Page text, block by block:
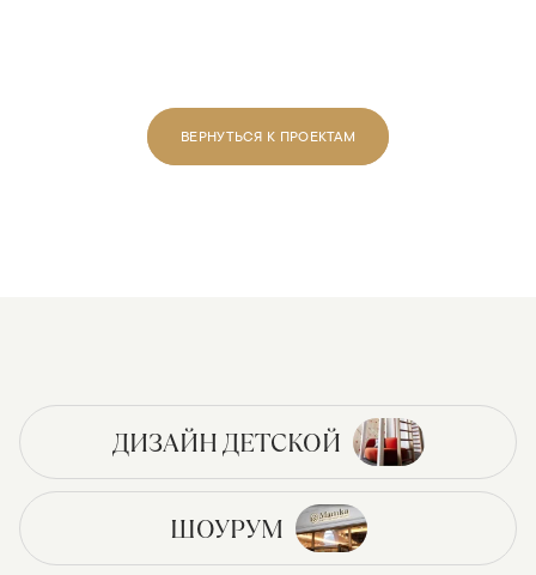
ВЕРНУТЬСЯ К ПРОЕКТАМ
ДИЗАЙН ДЕТСКОЙ
ШОУРУМ